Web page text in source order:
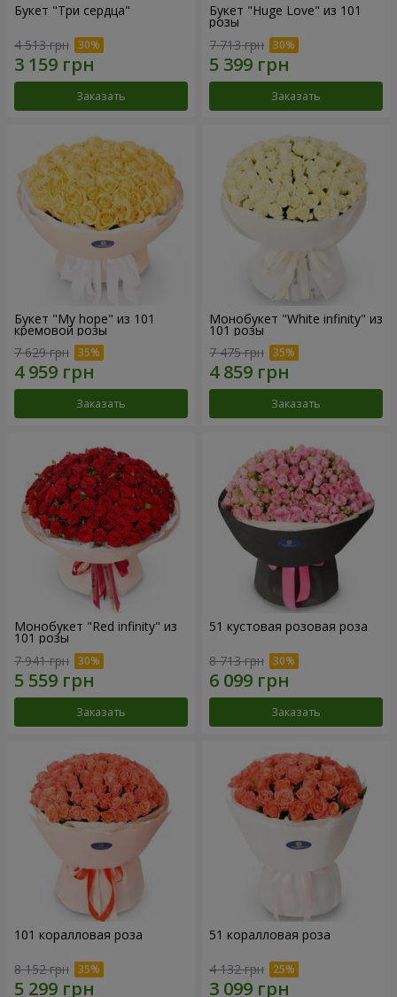
Букет "Три сердца"
4 513 грн
Заказать
Букет "Huge Love" из 101
розы
7 713 грн
Заказать
Букет "My hope" из 101
кремовой розы
7 629 грн
Заказать
Монобукет "White infinity" из
101 розы
7 475 грн
Заказать
Монобукет "Red infinity" из
101 розы
7 941 грн
Заказать
51 кустовая розовая роза
8 713 грн
Заказать
101 коралловая роза
8 152 грн
51 коралловая роза
4 132 грн